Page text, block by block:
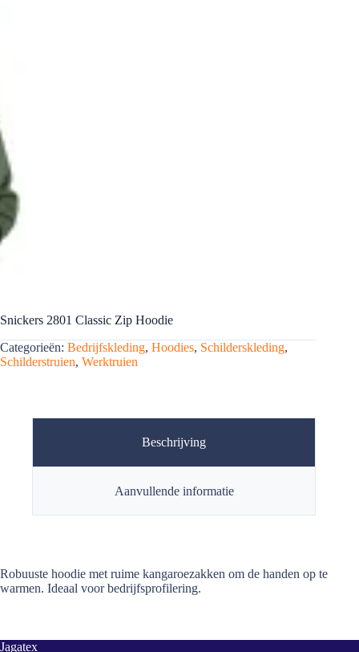
Snickers 2801 Classic Zip Hoodie
Categorieën: Bedrijfskleding, Hoodies, Schilderskleding,
Schilderstruien, Werktruien
Beschrijving
Aanvullende informatie
Robuuste hoodie met ruime kangaroezakken om de handen op te
warmen. Ideaal voor bedrijfsprofilering.
Jagatex